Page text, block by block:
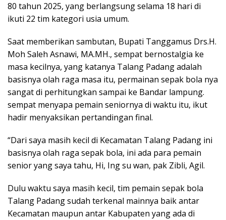
80 tahun 2025, yang berlangsung selama 18 hari di
ikuti 22 tim kategori usia umum.
Saat memberikan sambutan, Bupati Tanggamus Drs.H.
Moh Saleh Asnawi, MA.MH., sempat bernostalgia ke
masa kecilnya, yang katanya Talang Padang adalah
basisnya olah raga masa itu, permainan sepak bola nya
sangat di perhitungkan sampai ke Bandar lampung.
sempat menyapa pemain seniornya di waktu itu, ikut
hadir menyaksikan pertandingan final.
“Dari saya masih kecil di Kecamatan Talang Padang ini
basisnya olah raga sepak bola, ini ada para pemain
senior yang saya tahu, Hi, Ing su wan, pak Zibli, Agil.
Dulu waktu saya masih kecil, tim pemain sepak bola
Talang Padang sudah terkenal mainnya baik antar
Kecamatan maupun antar Kabupaten yang ada di